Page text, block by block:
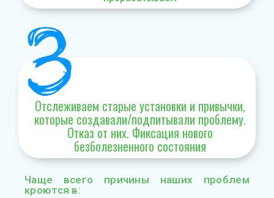
Отслеживаем старые установки и привычки,
которые создавали/подпитывали проблему.
Отказ от них. Фиксация нового
безболезненного состояния
Чаще всего причины наших проблем
кроются в: